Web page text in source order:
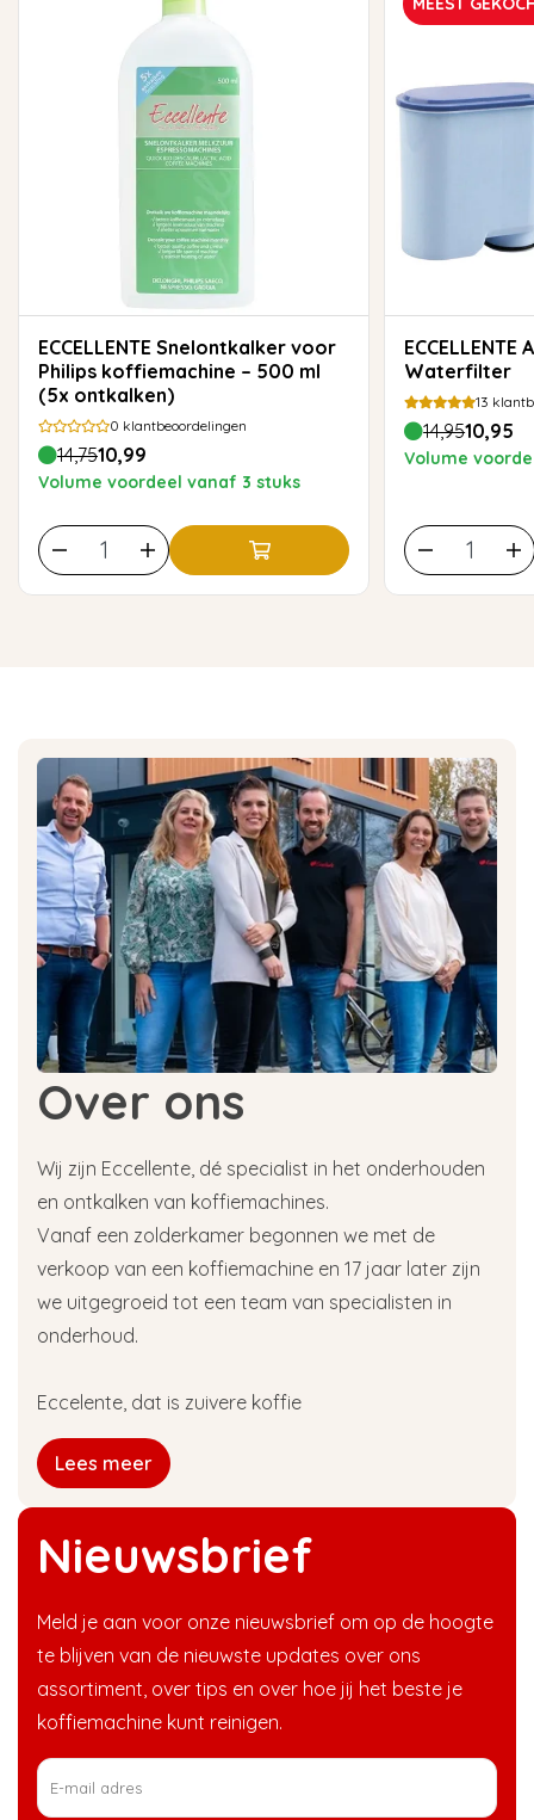
ECCELLENTE Snelontkalker voor
Philips koffiemachine – 500 ml
(5x ontkalken)
0 klantbeoordelingen
14,7510,99
Volume voordeel vanaf 3 stuks
ECCELLENTE AquaClean
Waterfilter
13
14,9510,95
Volume
Nieuwsbrief
Meld je aan voor onze nieuwsbrief om op de hoogte
te blijven van de nieuwste updates over ons
assortiment, over tips en over hoe jij het beste je
koffiemachine kunt reinigen.
Over ons
Wij zijn Eccellente, dé specialist in het onderhouden
en ontkalken van koffiemachines.
Vanaf een zolderkamer begonnen we met de
verkoop van een koffiemachine en 17 jaar later zijn
we uitgegroeid tot een team van specialisten in
onderhoud.
Eccelente, dat is zuivere koffie
Lees meer